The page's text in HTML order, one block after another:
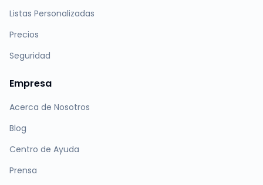
Listas Personalizadas
Precios
Seguridad
Empresa
Acerca de Nosotros
Blog
Centro de Ayuda
Prensa